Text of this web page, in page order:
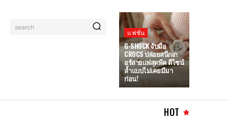
search
แฟชั่น
G-SHOCK จับมือ
CROCS ปล่อยสนีกเก
อร์สายแฟสุดพีค ดีไซน์
ล้ำแบบไม่เคยมีมา
ก่อน!
HOT